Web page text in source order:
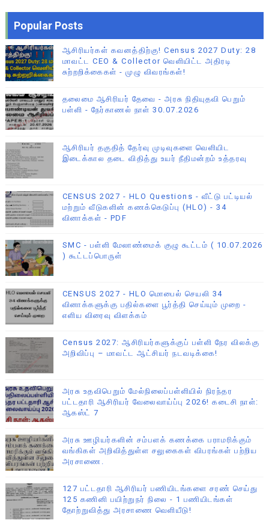
Popular Posts
ஆசிரியர்கள் கவனத்திற்கு! Census 2027 Duty: 28
மாவட்ட CEO & Collector வெளியிட்ட அதிரடி
சுற்றறிக்கைகள் - முழு விவரங்கள்!
தலைமை ஆசிரியர் தேவை - அரசு நிதியுதவி பெறும்
பள்ளி - நேர்காணல் நாள் 30.07.2026
ஆசிரியர் தகுதித் தேர்வு முடிவுகளை வெளியிட
இடைக்கால தடை விதித்து உயர் நீதிமன்றம் உத்தரவு
CENSUS 2027 - HLO Questions - வீட்டு பட்டியல்
மற்றும் வீடுகளின் கணக்கெடுப்பு (HLO) - 34
வினாக்கள் - PDF
SMC - பள்ளி மேலாண்மைக் குழு கூட்டம் ( 10.07.2026
) கூட்டப்பொருள்
CENSUS 2027 - HLO மொபைல் செயலி 34
வினாக்களுக்கு பதில்களை பூர்த்தி செய்யும் முறை -
எளிய விரைவு விளக்கம்
Census 2027: ஆசிரியர்களுக்குப் பள்ளி நேர விலக்கு
அறிவிப்பு – மாவட்ட ஆட்சியர் நடவடிக்கை!
அரசு உதவிபெறும் மேல்நிலைப்பள்ளியில் நிரந்தர
பட்டதாரி ஆசிரியர் வேலைவாய்ப்பு 2026! கடைசி நாள்:
ஆகஸ்ட் 7
அரசு ஊழியர்களின் சம்பளக் கணக்கை பராமரிக்கும்
வங்கிகள் அறிவித்துள்ள சலுகைகள் விபரங்கள் பற்றிய
அரசாணை.
127 பட்டதாரி ஆசிரியர் பணியிடங்களை சரண் செய்து
125 கணினி பயிற்றுநர் நிலை - 1 பணியிடங்கள்
தோற்றுவித்து அரசாணை வெளியீடு!